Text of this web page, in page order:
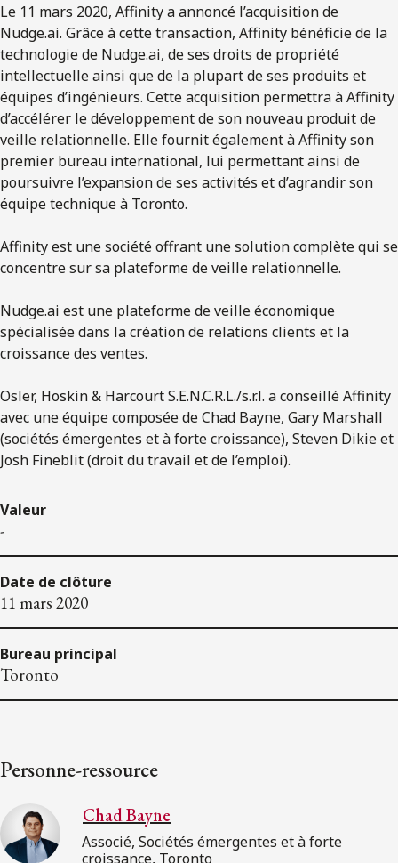
Le 11 mars 2020, Affinity a annoncé l’acquisition de
Nudge.ai. Grâce à cette transaction, Affinity bénéficie de la
technologie de Nudge.ai, de ses droits de propriété
intellectuelle ainsi que de la plupart de ses produits et
équipes d’ingénieurs. Cette acquisition permettra à Affinity
d’accélérer le développement de son nouveau produit de
veille relationnelle. Elle fournit également à Affinity son
premier bureau international, lui permettant ainsi de
poursuivre l’expansion de ses activités et d’agrandir son
équipe technique à Toronto.
Affinity est une société offrant une solution complète qui se
concentre sur sa plateforme de veille relationnelle.
Nudge.ai est une plateforme de veille économique
spécialisée dans la création de relations clients et la
croissance des ventes.
Osler, Hoskin & Harcourt S.E.N.C.R.L./s.r.l. a conseillé Affinity
avec une équipe composée de Chad Bayne, Gary Marshall
(sociétés émergentes et à forte croissance), Steven Dikie et
Josh Fineblit (droit du travail et de l’emploi).
Valeur
-
Date de clôture
11 mars 2020
Bureau principal
Toronto
Personne-ressource
Chad Bayne
Associé, Sociétés émergentes et à forte
croissance, Toronto